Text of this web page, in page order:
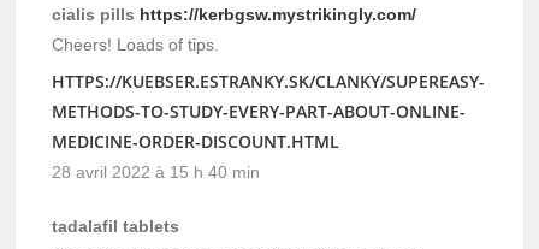
cialis pills https://kerbgsw.mystrikingly.com/
Cheers! Loads of tips.
HTTPS://KUEBSER.ESTRANKY.SK/CLANKY/SUPEREASY-
METHODS-TO-STUDY-EVERY-PART-ABOUT-ONLINE-
MEDICINE-ORDER-DISCOUNT.HTML
28 avril 2022 à 15 h 40 min
tadalafil tablets